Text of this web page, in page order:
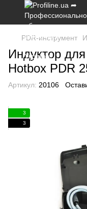
PDR-инструмент
Индуктор
Hotbox PDR
Артикул: 20106
3
3